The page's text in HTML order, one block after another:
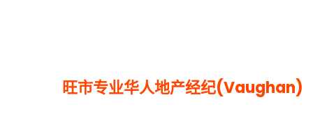
旺市专业华人地产经纪(Vaughan)